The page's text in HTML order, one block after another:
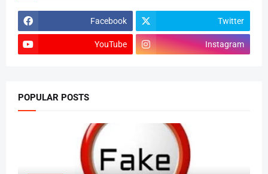
Facebook Twitter
YouTube Instagram
POPULAR POSTS